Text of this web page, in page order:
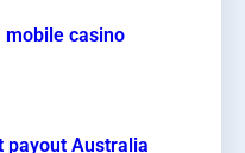
mobile casino
payout Australia